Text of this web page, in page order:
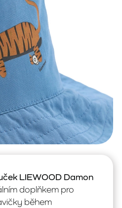
LIEWOOD Damon
doplňkem pro
během